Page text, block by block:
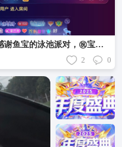
感谢鱼宝的泳池派对，㊗️宝宝在我心里永远都对
2 0